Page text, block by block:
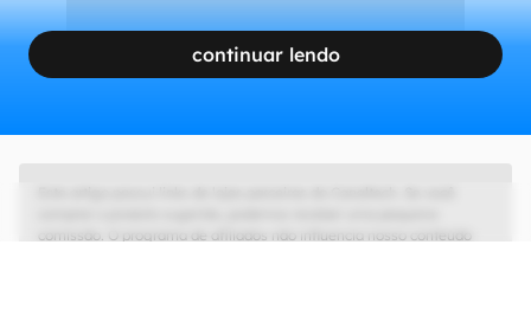
continuar lendo
comissão. O programa de afiliados não influencia nosso conteúdo